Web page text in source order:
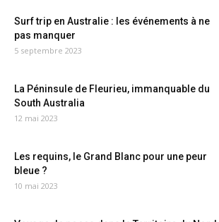
Surf trip en Australie : les événements à ne
pas manquer
5 septembre 2023
La Péninsule de Fleurieu, immanquable du
South Australia
12 mai 2023
Les requins, le Grand Blanc pour une peur
bleue ?
10 mai 2023